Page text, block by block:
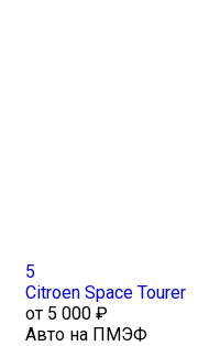
5
Citroen Space Tourer
от 5 000 ₽
Авто на ПМЭФ